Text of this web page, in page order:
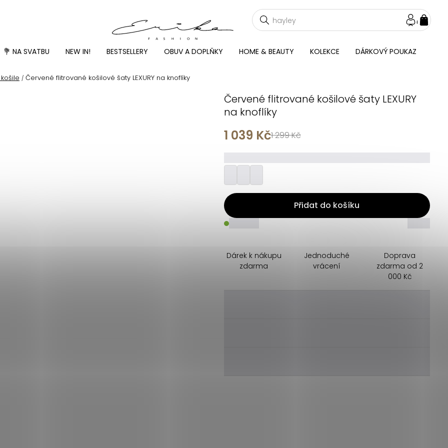
💐 NA SVATBU NEW IN! BESTSELLERY OBUV A DOPLŇKY HOME & BEAUTY KOLEKCE DÁRKOVÝ POUKAZ
/ Červené flitrované košilové šaty LEXURY na knoflíky
Červené flitrované košilové šaty LEXURY
na knoflíky
1 299 Kč
1 039 Kč
Přidat do košíku
_____
Dárek k nákupu
zdarma
Jednoduché
vrácení
Doprava
zdarma od 2
000 Kč